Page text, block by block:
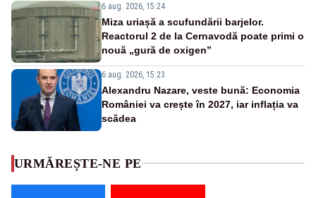
6 aug. 2026, 15:24
Miza uriașă a scufundării barjelor.
Reactorul 2 de la Cernavodă poate primi o
nouă „gură de oxigen”
6 aug. 2026, 15:23
Alexandru Nazare, veste bună: Economia
României va crește în 2027, iar inflația va
scădea
URMĂREȘTE-NE PE